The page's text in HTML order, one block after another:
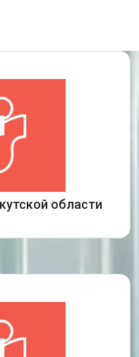
области
9-х классов
по русскому языку.
центра обработки
(РЦОИ) ГАУ ИО
Иркутской
которое является
аттестации